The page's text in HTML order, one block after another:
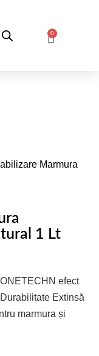
0
Marmura
1 Lt
efect
Extinsă
marmura și